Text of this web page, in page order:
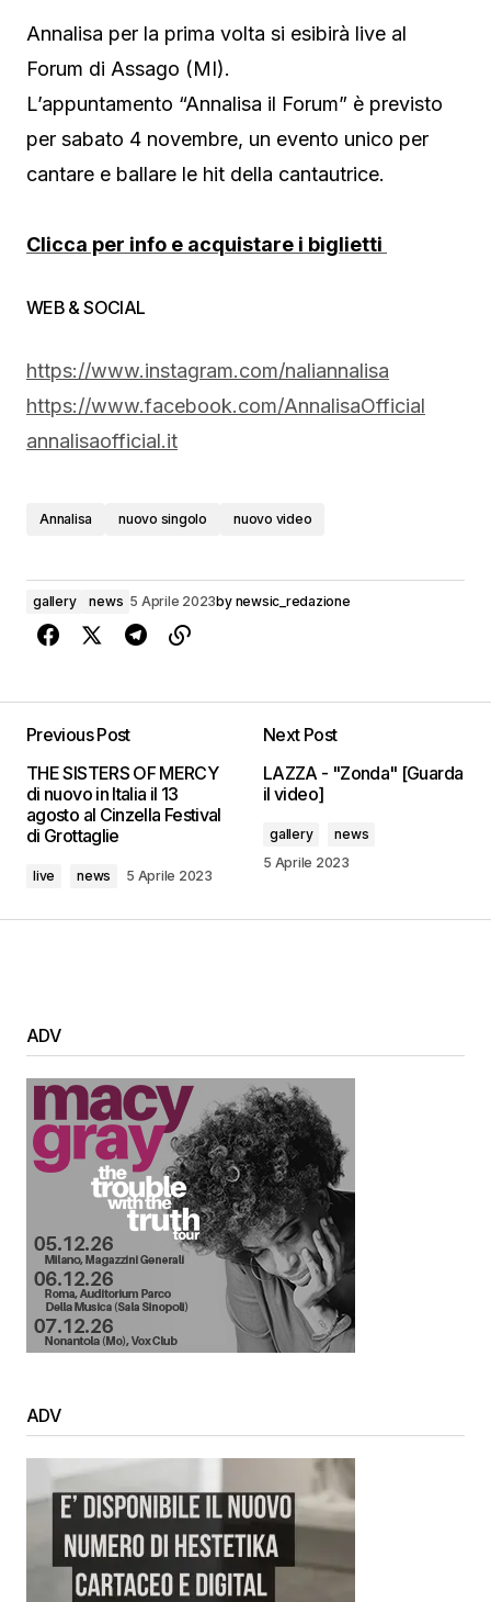
Annalisa per la prima volta si esibirà live al
Forum di Assago (MI).
L’appuntamento “Annalisa il Forum” è previsto
per sabato 4 novembre, un evento unico per
cantare e ballare le hit della cantautrice.
Clicca per info e acquistare i biglietti
WEB & SOCIAL
https://www.instagram.com/naliannalisa
https://www.facebook.com/AnnalisaOfficial
annalisaofficial.it
Annalisa nuovo singolo nuovo video
gallery news 5 Aprile 2023by newsic_redazione
Previous Post
THE SISTERS OF MERCY
di nuovo in Italia il 13
agosto al Cinzella Festival
di Grottaglie
live news 5 Aprile 2023
Next Post
LAZZA - "Zonda" [Guarda
il video]
gallery
news
5 Aprile 2023
ADV
ADV